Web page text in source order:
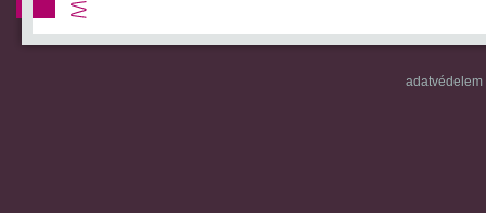
adatvédelem